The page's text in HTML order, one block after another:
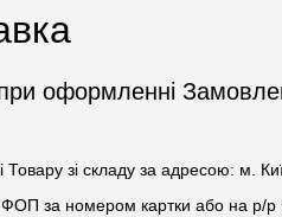
оформленні
зі складу за адресою: м.
за номером картки або на р/р